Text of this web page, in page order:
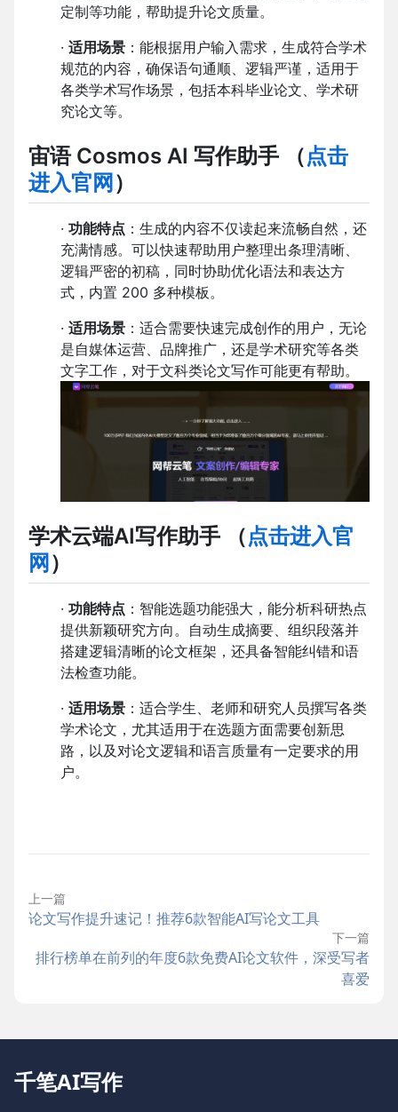
定制等功能，帮助提升论文质量。
· 适用场景 ：能根据用户输入需求，生成符合学术
规范的内容，确保语句通顺、逻辑严谨，适用于
各类学术写作场景，包括本科毕业论文、学术研
究论文等。
宙语 Cosmos AI 写作助手 （点击
进入官网 ）
· 功能特点 ：生成的内容不仅读起来流畅自然，还
充满情感。可以快速帮助用户整理出条理清晰、
逻辑严密的初稿，同时协助优化语法和表达方
式，内置 200 多种模板。
· 适用场景 ：适合需要快速完成创作的用户，无论
是自媒体运营、品牌推广，还是学术研究等各类
文字工作，对于文科类论文写作可能更有帮助。
学术云端AI写作助手 （点击进入官
网）
· 功能特点 ：智能选题功能强大，能分析科研热点
提供新颖研究方向。自动生成摘要、组织段落并
搭建逻辑清晰的论文框架，还具备智能纠错和语
法检查功能。
· 适用场景 ：适合学生、老师和研究人员撰写各类
学术论文，尤其适用于在选题方面需要创新思
路，以及对论文逻辑和语言质量有一定要求的用
户。
上一篇
论文写作提升速记！推荐6款智能AI写论文工具
下一篇
排行榜单在前列的年度6款免费AI论文软件，深受写者
喜爱
千笔AI写作